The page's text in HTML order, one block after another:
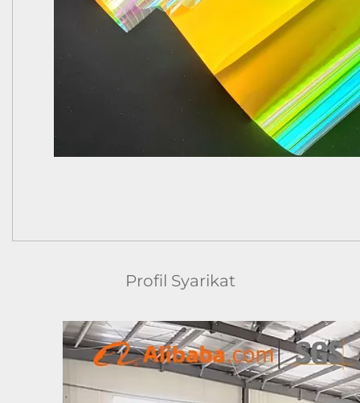
Profil Syarikat